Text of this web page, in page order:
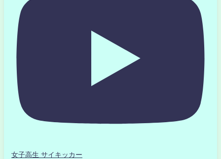
女子高生 サイキッカー